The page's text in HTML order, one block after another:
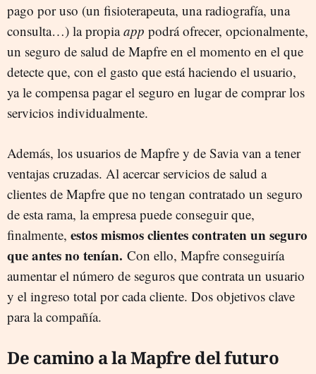
pago por uso (un fisioterapeuta, una radiografía, una
consulta…) la propiaapp podrá ofrecer, opcionalmente,
un seguro de salud de Mapfre en el momento en el que
detecte que, con el gasto que está haciendo el usuario,
ya le compensa pagar el seguro en lugar de comprar los
servicios individualmente.
Además, los usuarios de Mapfre y de Savia van a tener
ventajas cruzadas. Al acercar servicios de salud a
clientes de Mapfre que no tengan contratado un seguro
de esta rama, la empresa puede conseguir que,
finalmente, estos mismos clientes contraten un seguro
que antes no tenían. Con ello, Mapfre conseguiría
aumentar el número de seguros que contrata un usuario
y el ingreso total por cada cliente. Dos objetivos clave
para la compañía.
De camino a la Mapfre del futuro